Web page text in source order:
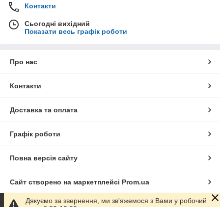
Контакти
Сьогодні вихідний
Показати весь графік роботи
Про нас
Контакти
Доставка та оплата
Графік роботи
Повна версія сайту
Сайт створено на маркетплейсі Prom.ua
Дякуємо за звернення, ми зв'яжемося з Вами у робочий